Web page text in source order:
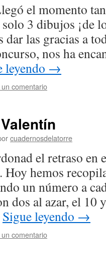
el momento
3 dibujos ¡de
las gracias a
nos ha
leyendo →
un comentario
cuadernosdelatorre
el retraso
Hoy hemos
un número a
dos al azar, el 10
Sigue leyendo →
un comentario